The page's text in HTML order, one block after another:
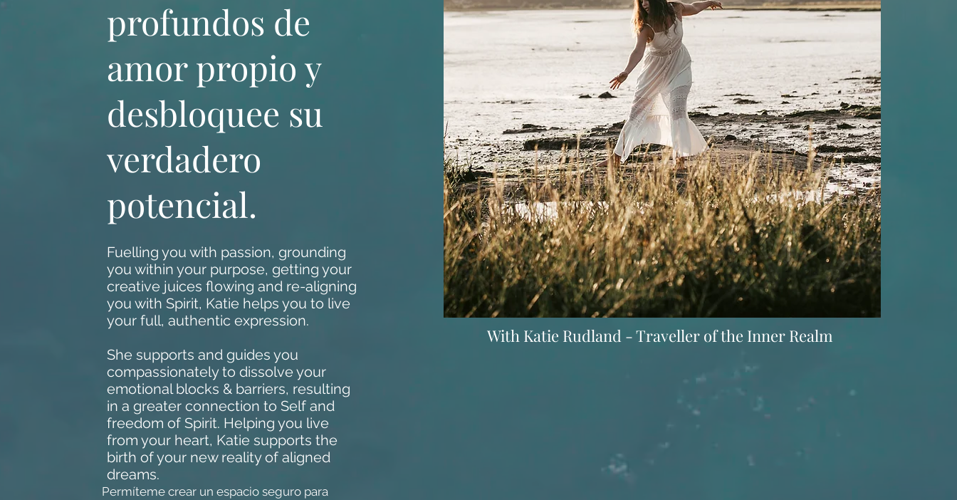
profundos de
amor propio y
desbloquee su
verdadero
potencial.
Fuelling you with passion, grounding
you within your purpose, getting your
creative juices flowing and re-aligning
you with Spirit, Katie helps you to live
your full, authentic expression.
She supports and guides you
compassionately to dissolve your
emotional blocks & barriers, resulting
in a greater connection to Self and
freedom of Spirit. Helping you live
from your heart, Katie supports the
birth of your new reality of aligned
dreams.
Permíteme crear un espacio seguro para
With Katie Rudland - Traveller of the Inner Realm